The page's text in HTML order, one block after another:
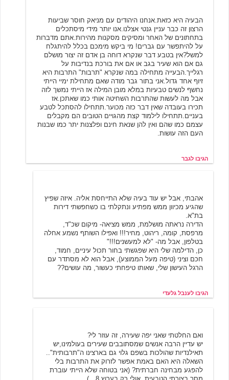
הבעיה היא כזאת.אנחנו היהודים עם מניאק חוסר שביעות
הרצון זה כבר עניין גנטי אצלנו.אנו יותר מידי מיסתכלים
בתחתונים של האחר ומסיקים מסקנות מהירות.אתם מדברות
על להיתפשר עם גברים! מי ביקש מימכם בכלל להיתגלח
למשל?אין בטבע דבר שנקרא דוחה בן אדם זה יצור מושלם
גם אם הוא שעיר בגב או אם את בורכת בנדיבות על
רגלייך.הבעייה מתחילה במה שנקרא "תרבות" התרבות היא
זיוף אחד גדול.אני בתור גבר מודה שאם מתחילת ימיי הייתי
נחשף לנשים טבעיות במלא מובן המילה אז הייתי נמשך לזה
אבל מה לעשות שהתרבות השחיטה אותי כמו שאתכן.אז
תכירו בעובדה שאין דבר כזה מכוער.תתחילו להסתכל לטבע
בעניים.תתחילו לילמוד קצת מהגויים הטובים הם מקבלים
עצמם כמו שהם ואין להן שנאת חינם ופלצנות יתר כמו שבנות
העם הזה עושות.
הגיבו לגבר
אהבתי, אבל יש עוד בעיה שלא התייחסת אליה. איזה שפיץ
שהגיע מכיוון ממש מפתיע ונתקלתי בו כשחפשתי דירות
בת"א.
הדירה נראתה מושלמת, ממש מציאה- מיקום שכ"ד,
מרפסת, קומה, ריהוט, מחיר!!! ואפילו השותף נשמע אחלה
בטלפון, אבל מה- "לא למעשנים!!!"
כן, הדילמה שלי היא שפגשתי בחור תכול עיניים, חמוד,
חכם וציני (טיפה מעל הממוצע), אבל הוא לא מסתדר עם
הרגל העישון שלי, שאותו טיפחתי כעשור, מה עושים??
הגיבו לענבל גלעדי
ואם החלטתי שאני יפה שעירה, זה עוזר לי?
יש עדיין הרבה אנשים שמסתובבים שעירים בעולמינו,יש
תאילנדיות שהולכות בשפם גלוי גם בארצינו ה"תרבותית"..
השאלה היא האם באמת אפשר לזרוק את התרבות בלי
להפגע מבחינה חברתית? (אני בטוחה שלא הייתי עוברת